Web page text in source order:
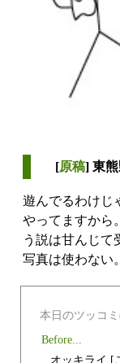
[原稿] 東
遊んでるわけじ
やってますから
う説は甘んじて
写真は使わない。
本日のツッコ
Before...
オッキライ [